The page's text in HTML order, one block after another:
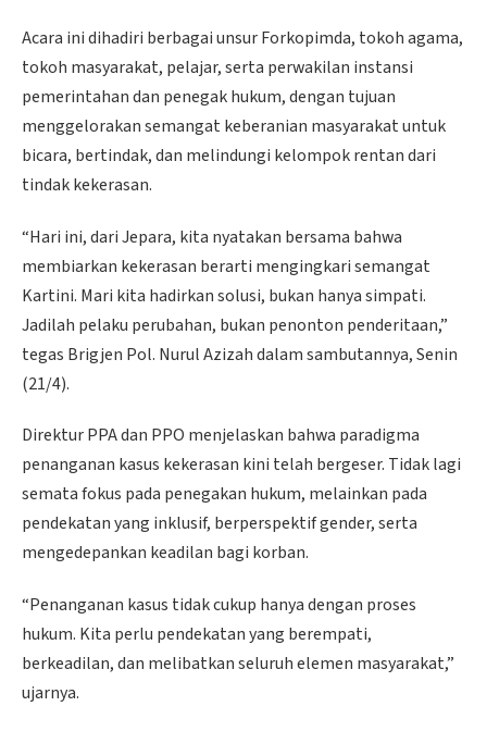
Acara ini dihadiri berbagai unsur Forkopimda, tokoh agama,
tokoh masyarakat, pelajar, serta perwakilan instansi
pemerintahan dan penegak hukum, dengan tujuan
menggelorakan semangat keberanian masyarakat untuk
bicara, bertindak, dan melindungi kelompok rentan dari
tindak kekerasan.
“Hari ini, dari Jepara, kita nyatakan bersama bahwa
membiarkan kekerasan berarti mengingkari semangat
Kartini. Mari kita hadirkan solusi, bukan hanya simpati.
Jadilah pelaku perubahan, bukan penonton penderitaan,”
tegas Brigjen Pol. Nurul Azizah dalam sambutannya, Senin
(21/4).
Direktur PPA dan PPO menjelaskan bahwa paradigma
penanganan kasus kekerasan kini telah bergeser. Tidak lagi
semata fokus pada penegakan hukum, melainkan pada
pendekatan yang inklusif, berperspektif gender, serta
mengedepankan keadilan bagi korban.
“Penanganan kasus tidak cukup hanya dengan proses
hukum. Kita perlu pendekatan yang berempati,
berkeadilan, dan melibatkan seluruh elemen masyarakat,”
ujarnya.